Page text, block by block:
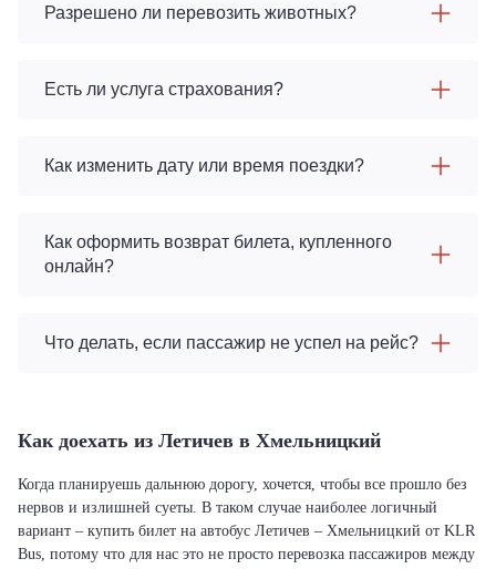
Разрешено ли перевозить животных?
Есть ли услуга страхования?
Как изменить дату или время поездки?
Как оформить возврат билета, купленного
онлайн?
Что делать, если пассажир не успел на рейс?
Как доехать из Летичeв в Хмельницкий
Когда планируешь дальнюю дорогу, хочется, чтобы все прошло без
нервов и излишней суеты. В таком случае наиболее логичный
вариант – купить билет на автобус Летичeв – Хмельницкий от KLR
Bus, потому что для нас это не просто перевозка пассажиров между